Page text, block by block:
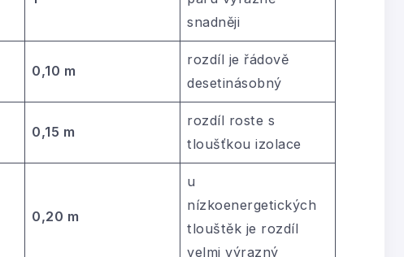
snadněji
0,10 m
rozdíl je řádově
desetinásobný
0,15 m
rozdíl roste s
tloušťkou izolace
0,20 m
u
nízkoenergetických
tlouštěk je rozdíl
velmi výrazný